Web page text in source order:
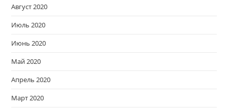
Август 2020
Июль 2020
Июнь 2020
Май 2020
Апрель 2020
Март 2020